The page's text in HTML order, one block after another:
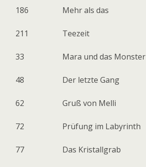
186 Mehr als das
211 Teezeit
33 Mara und das Monster
48 Der letzte Gang
62 Gruß von Melli
72 Prüfung im Labyrinth
77 Das Kristallgrab